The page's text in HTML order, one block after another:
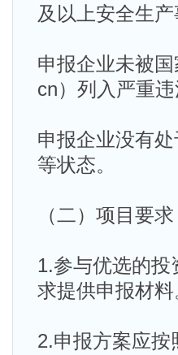
及以上安全生
申报企业未被
cn）列入严重违
申报企业没有
等状态。
（二）项目要求
1.参与优选的投
求提供申报材料
2.申报方案应按